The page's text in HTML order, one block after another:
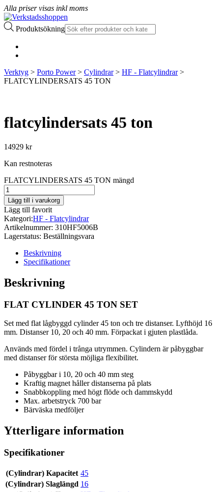
Alla priser visas inkl moms
Produktsökning
Verktyg > Porto Power> Cylindrar> HF - Flatcylindrar>
FLATCYLINDERSATS 45 TON
flatcylindersats 45 ton
14929 kr
Kan restnoteras
FLATCYLINDERSATS 45 TON mängd
Lägg till i varukorg
Lägg till favorit
Kategori:HF - Flatcylindrar
Artikelnummer: 310HF5006B
Lagerstatus: Beställningsvara
Beskrivning
Specifikationer
Beskrivning
FLAT CYLINDER 45 TON SET
Set med flat lågbyggd cylinder 45 ton och tre distanser. Lyfthöjd 16
mm. Distanser 10, 20 och 40 mm. Förpackat i gjuten plastlåda.
Används med fördel i trånga utrymmen. Cylindern är påbyggbar
med distanser för största möjliga flexibilitet.
Påbyggbar i 10, 20 och 40 mm steg
Kraftig magnet håller distanserna på plats
Snabbkoppling med högt flöde och dammskydd
Max. arbetstryck 700 bar
Bärväska medföljer
Ytterligare information
Specifikationer
(Cylindrar) Kapacitet 45
(Cylindrar) Slaglängd 16